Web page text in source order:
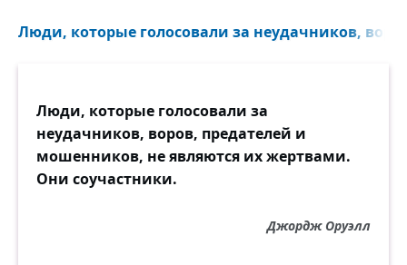
Он славит мудрецом того,
Что коль беда пришла,
Всегда хозяин отвечал
За все его дела.
В прах превратил страну,
Люди, которые голосовали за неудачников,
Люди, которые голосовали за
неудачников, воров, предателей и
мошенников, не являются их жертвами.
Они соучастники.
Джордж Оруэлл